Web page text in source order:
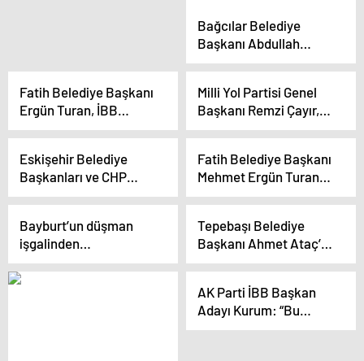
Bağcılar Belediye
Başkanı Abdullah
Özdemir, 2024-2029
projeleri açıkladı
Fatih Belediye Başkanı
Ergün Turan, İBB
Başkanı İmamoğlu’nun
iddialarını yalanladı
Milli Yol Partisi Genel
Başkanı Remzi Çayır,
iktidarı hedef aldı
Eskişehir Belediye
Başkanları ve CHP
Adayı Esnaf ve
Fatih Belediye Başkanı
Mehmet Ergün Turan,
İBB Başkan Adayları
polemiğini
değerlendirdi
Bayburt’un düşman
işgalinden
kurtuluşunun 106. yıl
dönümü kutlandı
Tepebaşı Belediye
Başkanı Ahmet Ataç’ın
Şirintepe
İletişim Merkezi Açıldı
AK Parti İBB Başkan
Adayı Kurum: “Bu
Millet Bahçesi’nin ismi